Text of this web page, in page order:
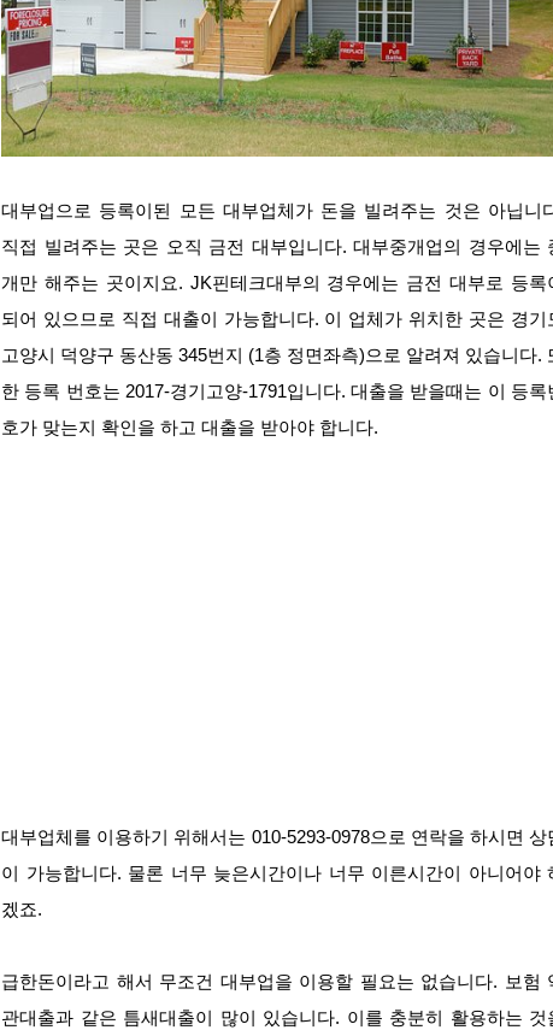
대부업으로 등록이된 모든 대부업체가 돈을 빌려주는 것은 아닙니
직접 빌려주는 곳은 오직 금전 대부입니다. 대부중개업의 경우에는
개만 해주는 곳이지요. JK핀테크대부의 경우에는 금전 대부로 등록
되어 있으므로 직접 대출이 가능합니다. 이 업체가 위치한 곳은 경기
고양시 덕양구 동산동 345번지 (1층 정면좌측)으로 알려져 있습니다.
한 등록 번호는 2017-경기고양-1791입니다. 대출을 받을때는 이 등록
호가 맞는지 확인을 하고 대출을 받아야 합니다.
대부업체를 이용하기 위해서는 010-5293-0978으로 연락을 하시면 상
이 가능합니다. 물론 너무 늦은시간이나 너무 이른시간이 아니어야
겠죠.
급한돈이라고 해서 무조건 대부업을 이용할 필요는 없습니다. 보험
관대출과 같은 틈새대출이 많이 있습니다. 이를 충분히 활용하는 것